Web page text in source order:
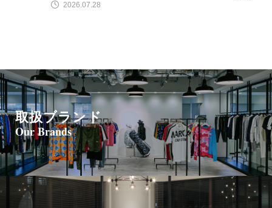
2026.07.28
取扱ブランド
Our Brands